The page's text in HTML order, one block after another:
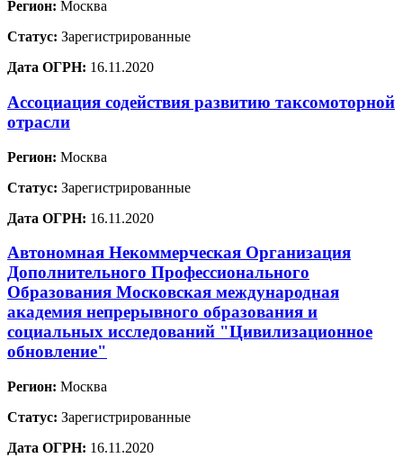
Регион: Москва
Статус: Зарегистрированные
Дата ОГРН: 16.11.2020
Ассоциация содействия развитию таксомоторной
отрасли
Регион: Москва
Статус: Зарегистрированные
Дата ОГРН: 16.11.2020
Автономная Некоммерческая Организация
Дополнительного Профессионального
Образования Московская международная
академия непрерывного образования и
социальных исследований "Цивилизационное
обновление"
Регион: Москва
Статус: Зарегистрированные
Дата ОГРН: 16.11.2020